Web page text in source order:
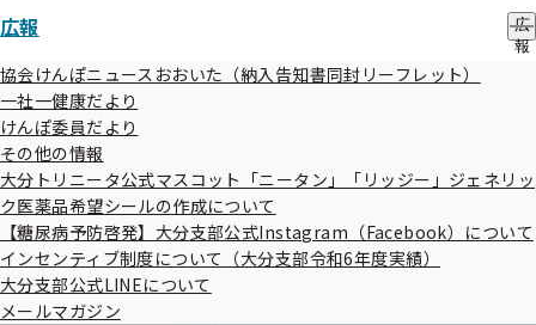
広報
広
報
ュ
協会けんぽニュースおおいた（納入告知書同封リーフレット）
一社一健康だより
けんぽ委員だより
その他の情報
大分トリニータ公式マスコット「ニータン」「リッジー」ジェネリッ
ク医薬品希望シールの作成について
【糖尿病予防啓発】大分支部公式Instagram（Facebook）について
インセンティブ制度について（大分支部令和6年度実績）
大分支部公式LINEについて
メールマガジン
評議会